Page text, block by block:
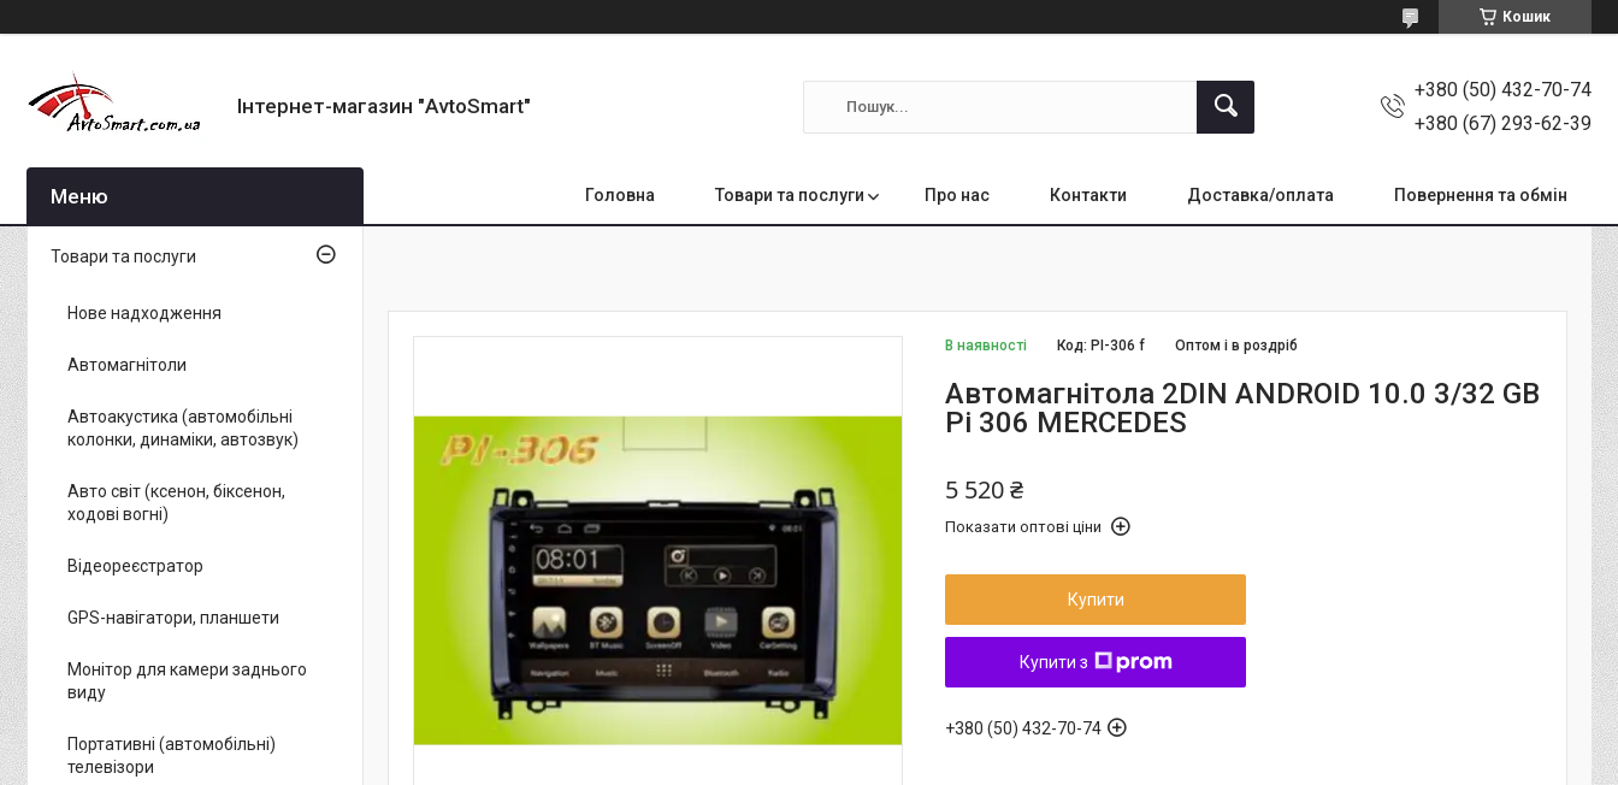
Кошик
Інтернет-магазин "AvtoSmart"
+380 (50) 432-70-74
+380 (67) 293-62-39
Головна Товари та послуги Про нас Контакти Доставка/оплата Повернення та обмін
В наявності Оптом і в роздріб
Код: PI-306 f
Автомагнітола 2DIN ANDROID 10.0 3/32 GB
Pi 306 MERCEDES
5 520 ₴
Показати оптові ціни
Купити
Купити з
+380 (50) 432-70-74
Товари та послуги
Нове надходження
Автомагнітоли
Автоакустика (автомобільні
колонки, динаміки, автозвук)
Авто світ (ксенон, біксенон,
ходові вогні)
Відеореєстратор
GPS-навігатори, планшети
Монітор для камери заднього
виду
Портативні (автомобільні)
телевізори